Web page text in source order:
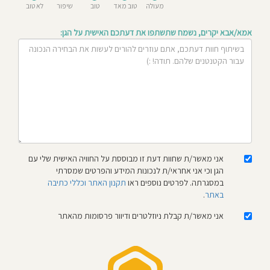
מעולה טוב מאד טוב
שיפור
לא טוב
אמא/אבא יקרים, נשמח שתשתפו את דעתכם האישית על הגן:
אני מאשר/ת שחוות דעת זו מבוססת על החוויה האישית שלי עם
הגן וכי אני אחראי/ת לנכונות המידע והפרטים שמסרתי
במסגרתה. לפרטים נוספים ראו תקנון האתר וכללי כתיבה
באתר.
אני מאשר/ת קבלת ניוזלטרים ודיוור פרסומות מהאתר